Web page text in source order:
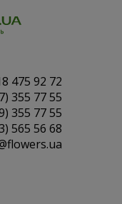
475 92 72
355 77 55
355 77 55
565 56 68